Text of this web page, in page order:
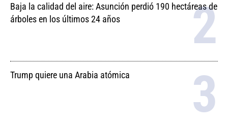
Baja la calidad del aire: Asunción perdió 190 hectáreas de
árboles en los últimos 24 años
Trump quiere una Arabia atómica